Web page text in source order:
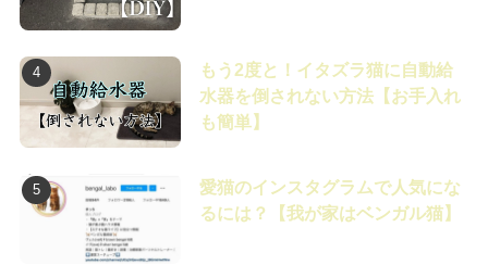
もう2度と！イタズラ猫に自動給
水器を倒されない方法【お手入れ
も簡単】
愛猫のインスタグラムで人気にな
るには？【我が家はベンガル猫】